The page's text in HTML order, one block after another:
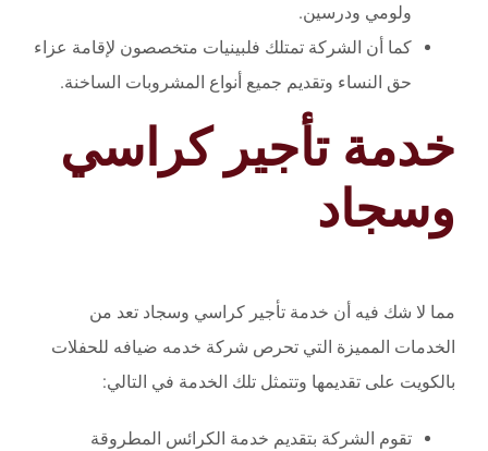
ولومي ودرسين.
كما أن الشركة تمتلك فلبينيات متخصصون لإقامة عزاء
حق النساء وتقديم جميع أنواع المشروبات الساخنة.
خدمة تأجير كراسي
وسجاد
مما لا شك فيه أن خدمة تأجير كراسي وسجاد تعد من
الخدمات المميزة التي تحرص شركة خدمه ضيافه للحفلات
بالكويت على تقديمها وتتمثل تلك الخدمة في التالي:
تقوم الشركة بتقديم خدمة الكرائس المطروقة